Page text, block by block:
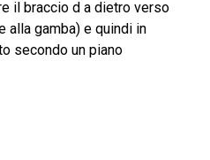
il braccio d a dietro verso
alla gamba) e quindi in
secondo un piano